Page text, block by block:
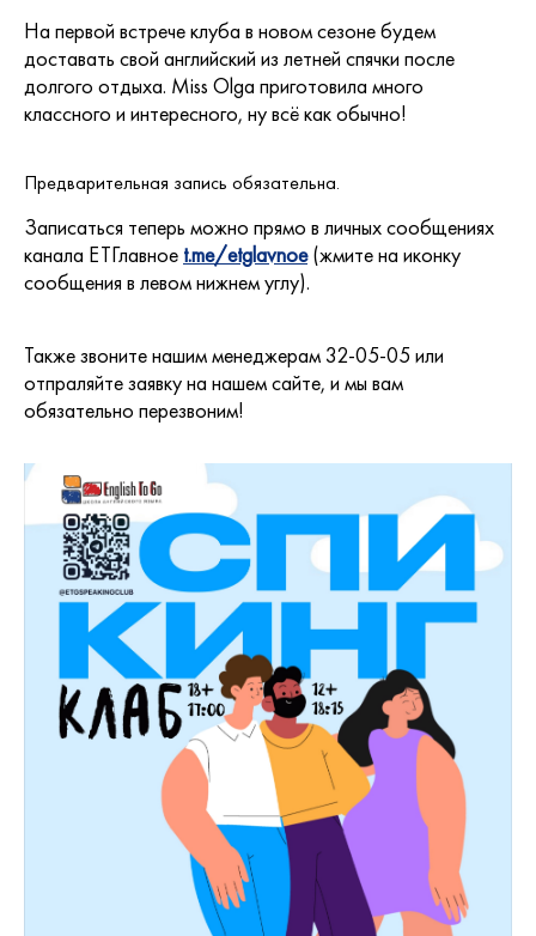
На первой встрече клуба в новом сезоне будем
доставать свой английский из летней спячки после
долгого отдыха. Miss Olga приготовила много
классного и интересного, ну всё как обычно!
Предварительная запись обязательна.
Записаться теперь можно прямо в личных сообщениях
канала ЕТГлавное t.me/etglavnoe(жмите на иконку
сообщения в левом нижнем углу).
Также звоните нашим менеджерам 32-05-05 или
отпраляйте заявку на нашем сайте, и мы вам
обязательно перезвоним!